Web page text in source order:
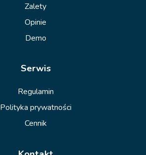
Zalety
Opinie
Demo
Serwis
Regulamin
Polityka prywatności
Cennik